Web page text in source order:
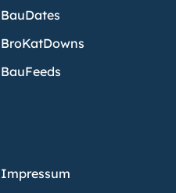
BauDates
BroKatDowns
BauFeeds
Impressum